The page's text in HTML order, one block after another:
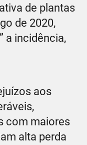
de plantas
de 2020,
a incidên­cia,
aos
com maiores
alta perda